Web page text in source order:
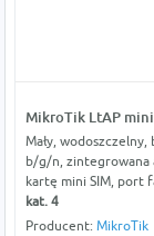
MikroTik LtAP mini
Mały,
b/g/n, zintegrowana
kartę mini SIM, port
kat. 4
Producent: MikroTik